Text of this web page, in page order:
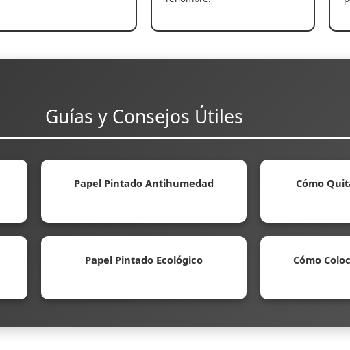
Guías y Consejos Útiles
Papel Pintado Antihumedad Cómo
Papel Pintado Ecológico Cómo